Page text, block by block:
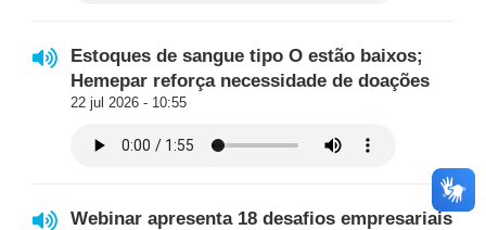
Estoques de sangue tipo O estão baixos;
Hemepar reforça necessidade de doações
22 jul 2026 - 10:55
Webinar apresenta 18 desafios empresariais